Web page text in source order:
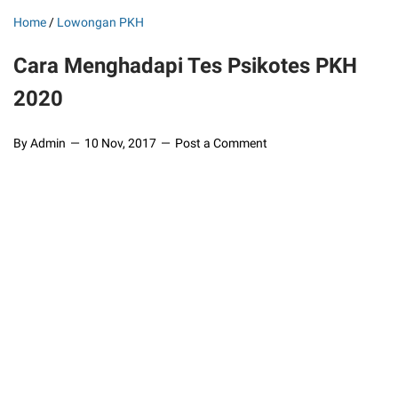
Home / Lowongan PKH
Cara Menghadapi Tes Psikotes PKH
2020
By Admin 10 Nov, 2017 Post a Comment